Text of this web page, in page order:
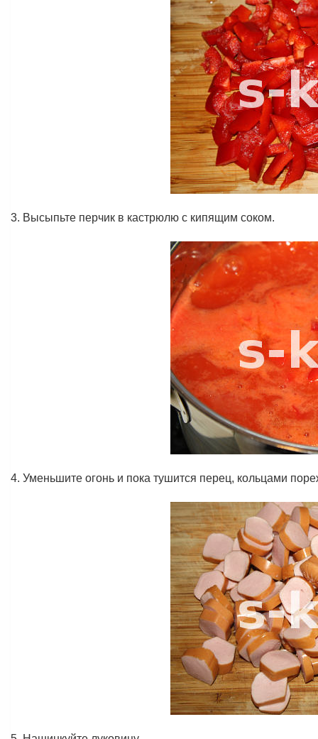
3. Высыпьте перчик в кастрюлю с кипящим соком.
4. Уменьшите огонь и пока тушится перец, кольцами